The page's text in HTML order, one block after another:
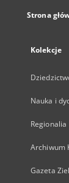
Strona
Kolekcje
Nauka i
Regionalia
Archiwum
Gazeta